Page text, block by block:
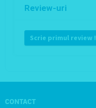
Review-uri
Scrie primul review !
CONTACT